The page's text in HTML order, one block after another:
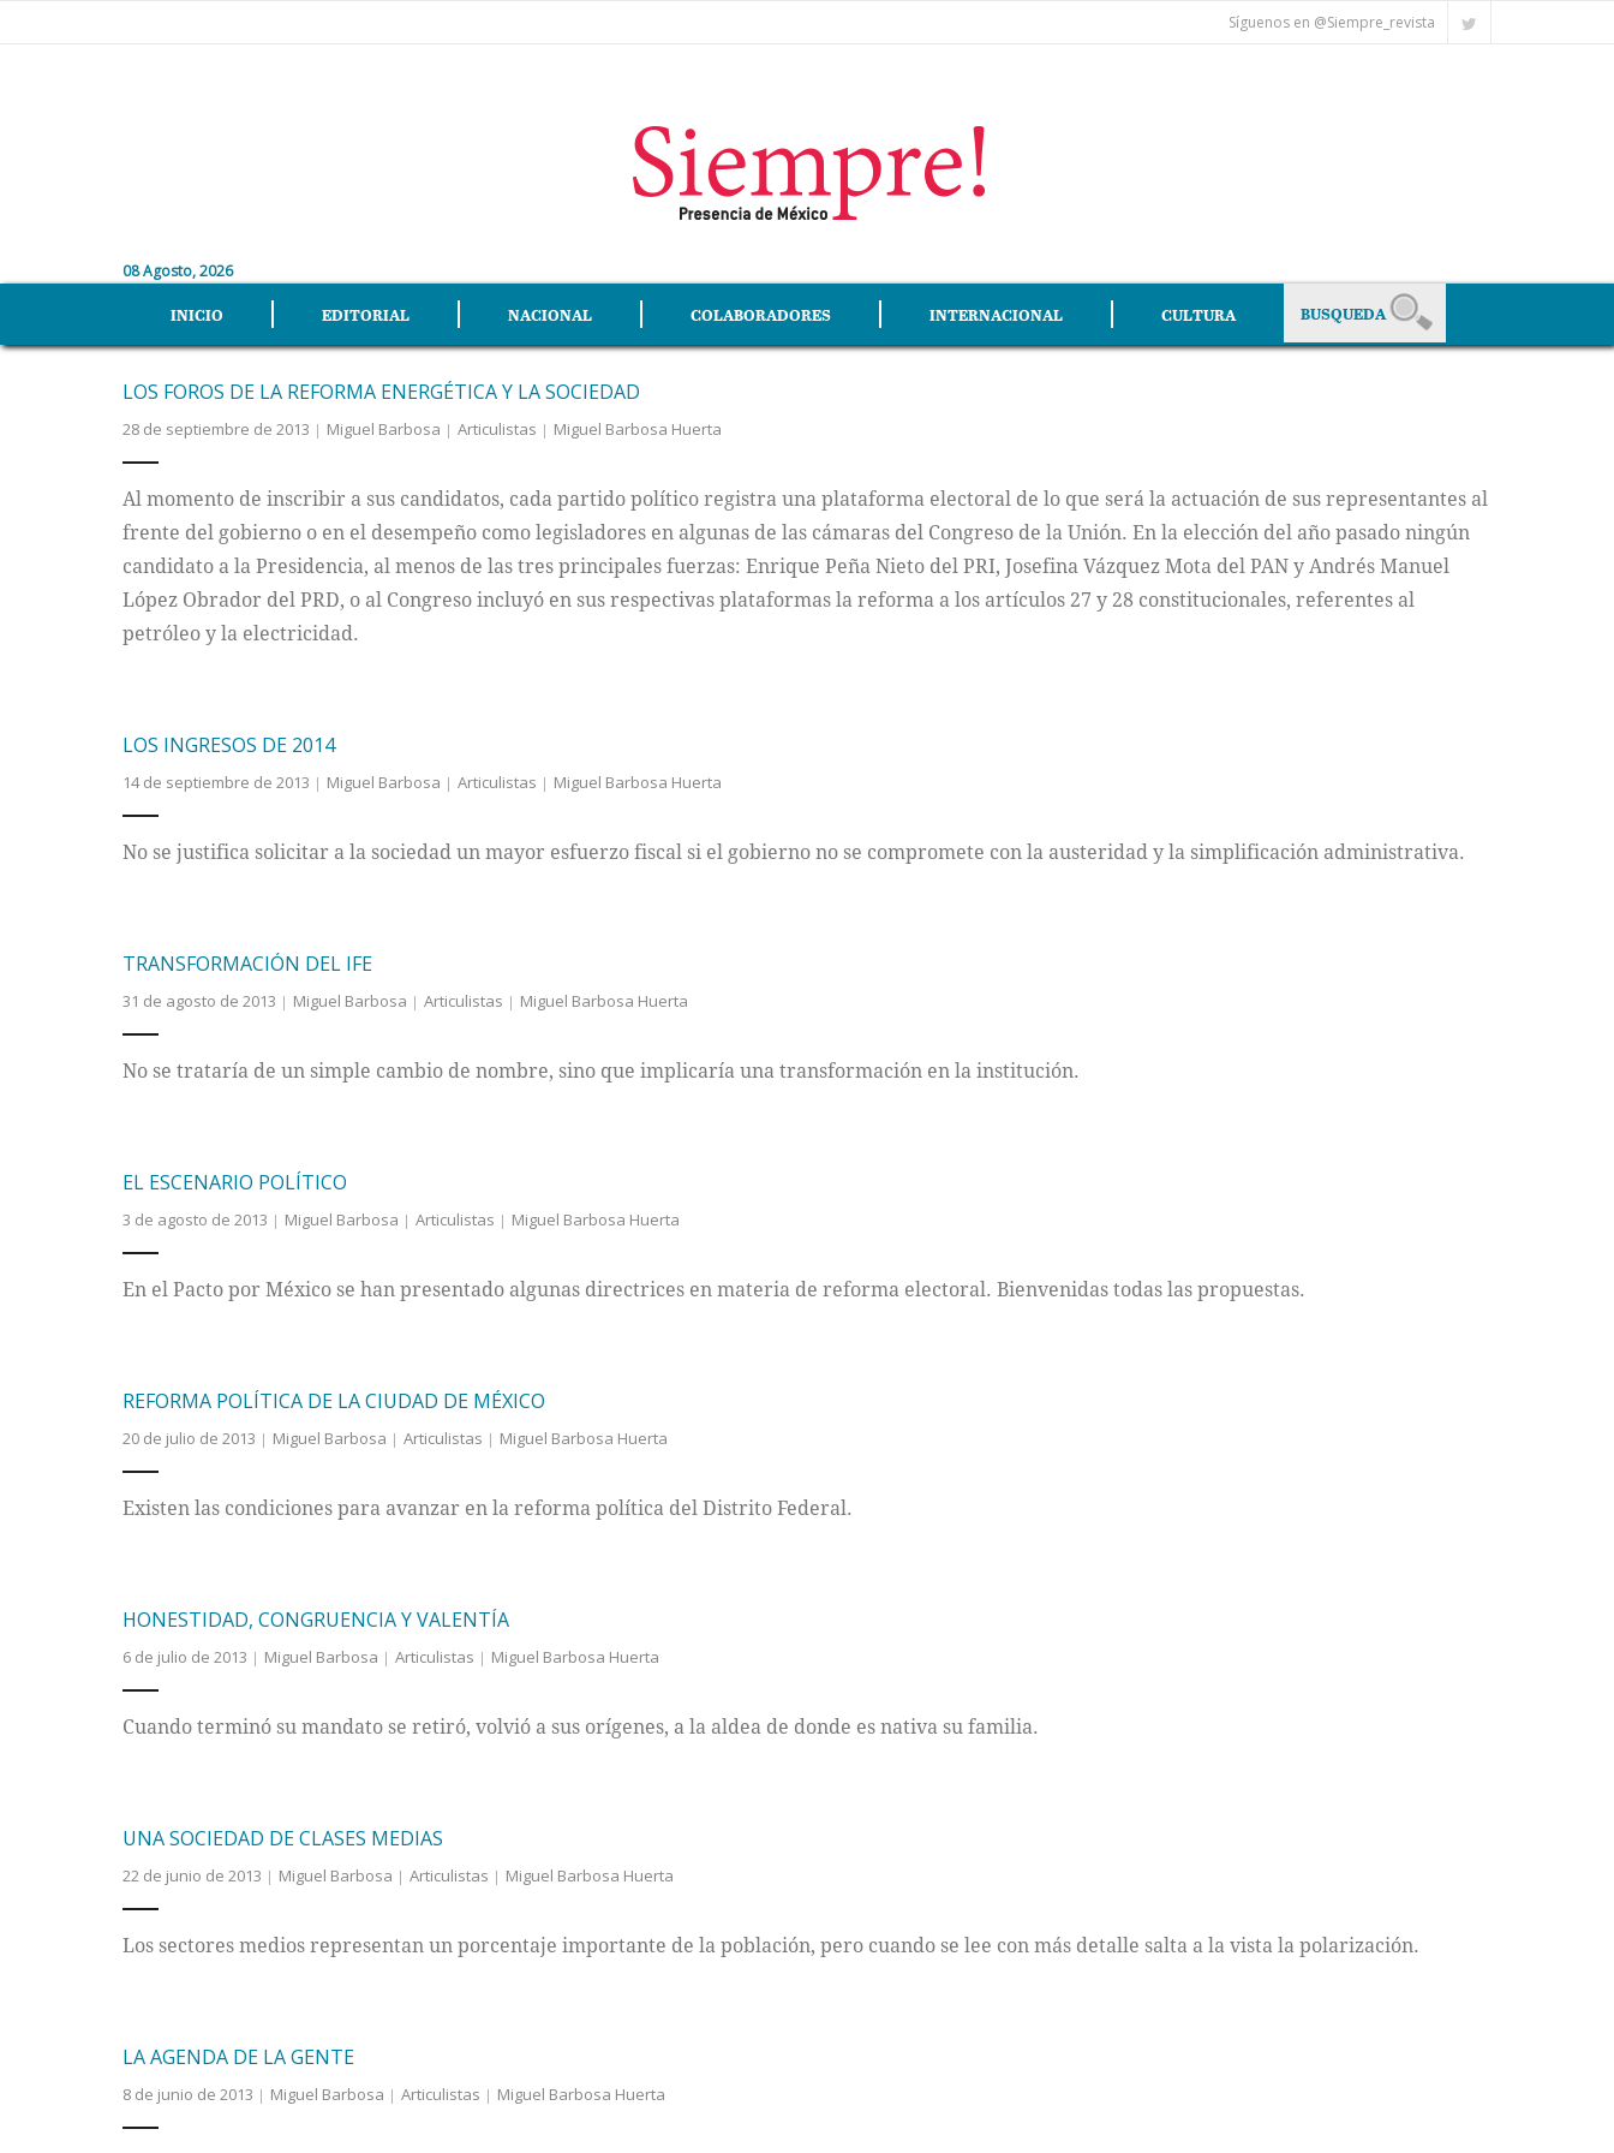
Síguenos en @Siempre_revista
08 Agosto, 2026
INICIO EDITORIAL NACIONAL COLABORADORES INTERNACIONAL CULTURA
LOS FOROS DE LA REFORMA ENERGÉTICA Y LA SOCIEDAD
28 de septiembre de 2013 Miguel Barbosa Articulistas Miguel Barbosa Huerta
Al momento de inscribir a sus candidatos, cada partido político registra una plataforma electoral de lo que será la actuación de sus representantes al
frente del gobierno o en el desempeño como legisladores en algunas de las cámaras del Congreso de la Unión. En la elección del año pasado ningún
candidato a la Presidencia, al menos de las tres principales fuerzas: Enrique Peña Nieto del PRI, Josefina Vázquez Mota del PAN y Andrés Manuel
López Obrador del PRD, o al Congreso incluyó en sus respectivas plataformas la reforma a los artículos 27 y 28 constitucionales, referentes al
petróleo y la electricidad.
LOS INGRESOS DE 2014
14 de septiembre de 2013 Miguel Barbosa Articulistas Miguel Barbosa Huerta
No se justifica solicitar a la sociedad un mayor esfuerzo fiscal si el gobierno no se compromete con la austeridad y la simplificación administrativa.
TRANSFORMACIÓN DEL IFE
31 de agosto de 2013 Miguel Barbosa Articulistas Miguel Barbosa Huerta
No se trataría de un simple cambio de nombre, sino que implicaría una transformación en la institución.
EL ESCENARIO POLÍTICO
3 de agosto de 2013 Miguel Barbosa Articulistas Miguel Barbosa Huerta
En el Pacto por México se han presentado algunas directrices en materia de reforma electoral. Bienvenidas todas las propuestas.
REFORMA POLÍTICA DE LA CIUDAD DE MÉXICO
20 de julio de 2013 Miguel Barbosa Articulistas Miguel Barbosa Huerta
Existen las condiciones para avanzar en la reforma política del Distrito Federal.
HONESTIDAD, CONGRUENCIA Y VALENTÍA
6 de julio de 2013 Miguel Barbosa Articulistas Miguel Barbosa Huerta
Cuando terminó su mandato se retiró, volvió a sus orígenes, a la aldea de donde es nativa su familia.
UNA SOCIEDAD DE CLASES MEDIAS
22 de junio de 2013 Miguel Barbosa Articulistas Miguel Barbosa Huerta
Los sectores medios representan un porcentaje importante de la población, pero cuando se lee con más detalle salta a la vista la polarización.
LA AGENDA DE LA GENTE
8 de junio de 2013 Miguel Barbosa Articulistas Miguel Barbosa Huerta